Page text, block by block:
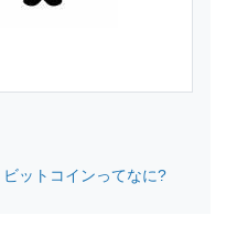
ビットコインってなに?